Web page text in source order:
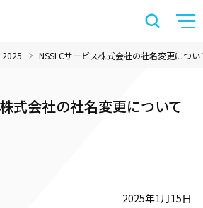
2025 NSSLCサービス株式会社の社名変更につい
式会社の社名変更について
2025年1月15日